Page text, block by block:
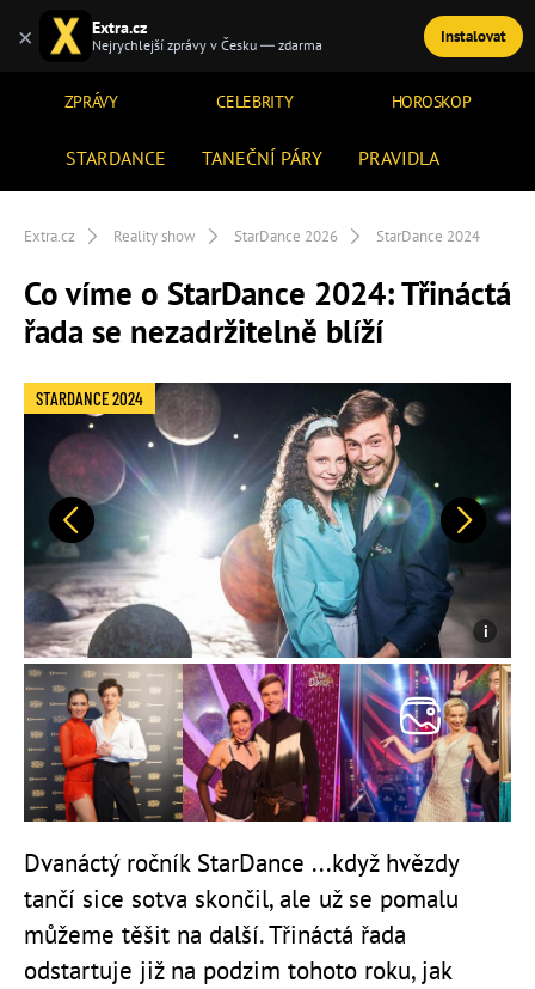
ZPRÁVY CELEBRITY HOROSKOP
TÉMATA
STARDANCE TANEČNÍ PÁRY PRAVIDLA
Extra.cz Reality show StarDance 2026 StarDance 2024
Co víme o StarDance 2024: Třináctá
řada se nezadržitelně blíží
Předchozí Další
STARDANCE 2024
Dvanáctý ročník StarDance ...když hvězdy
tančí sice sotva skončil, ale už se pomalu
můžeme těšit na další. Třináctá řada
odstartuje již na podzim tohoto roku, jak
× Extra.cz
Nejrychlejší zprávy v Česku — zdarma Instalovat